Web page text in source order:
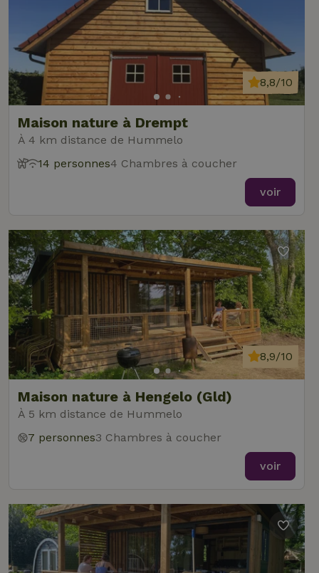
Maison nature à Drempt
À 4 km distance de Hummelo
8,8/10
14 personnes4 Chambres à coucher
voir
Maison nature à Hengelo (Gld)
À 5 km distance de Hummelo
8,9/10
7 personnes3 Chambres à coucher
voir